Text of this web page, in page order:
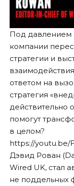
Под давлением
компании
стратегии и
ответом на
стратегия
действительно
помогут
в целом?
https://youtu.be/
Дэвид Рован
Wired UK, стал
не поддельных